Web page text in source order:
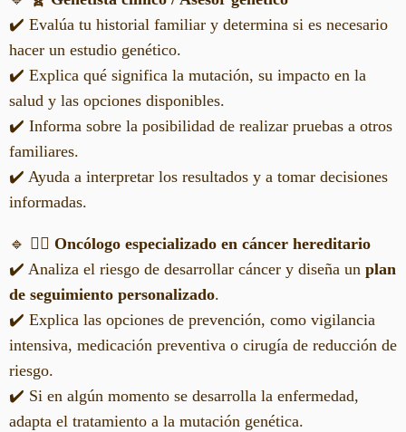
✔️ Evalúa tu historial familiar y determina si es necesario
hacer un estudio genético.
✔️ Explica qué significa la mutación, su impacto en la
salud y las opciones disponibles.
✔️ Informa sobre la posibilidad de realizar pruebas a otros
familiares.
✔️ Ayuda a interpretar los resultados y a tomar decisiones
informadas.
🔹 👩‍⚕️ Oncólogo especializado en cáncer hereditario
✔️ Analiza el riesgo de desarrollar cáncer y diseña un plan
de seguimiento personalizado.
✔️ Explica las opciones de prevención, como vigilancia
intensiva, medicación preventiva o cirugía de reducción de
riesgo.
✔️ Si en algún momento se desarrolla la enfermedad,
adapta el tratamiento a la mutación genética.